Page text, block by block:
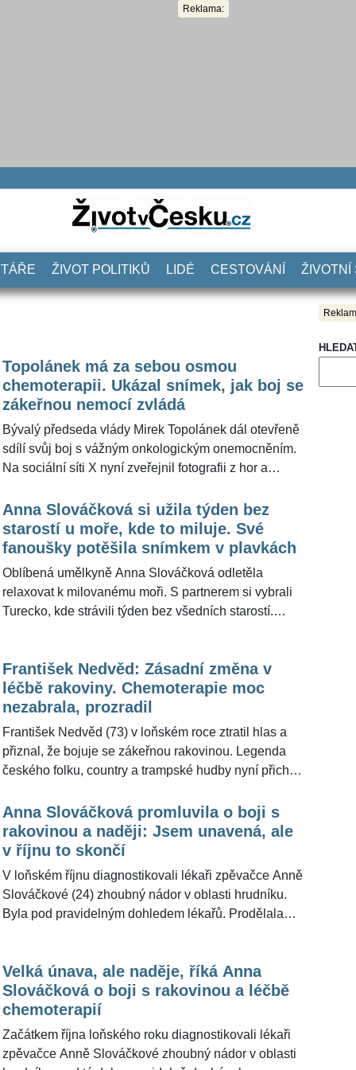
Reklama:
ŽIVOT POLITIKŮ LIDÉ CESTOVÁNÍ ŽIVOTNÍ
Topolánek má za sebou osmou
chemoterapii. Ukázal snímek, jak boj se
zákeřnou nemocí zvládá
Bývalý předseda vlády Mirek Topolánek dál otevřeně
sdílí svůj boj s vážným onkologickým onemocněním.
Na sociální síti X nyní zveřejnil fotografii z hor a
přes náročnou léčbu dává najevo, že se nevzdává a
opírá se o pozitivní myšlení, rodinu i sílu, kterou mu
dodává pohyb a pobyt v přírodě. O statečném boji s
ŽivotvČesku.cz.
Anna Slováčková si užila týden bez
starostí u moře, kde to miluje. Své
fanoušky potěšila snímkem v plavkách
Oblíbená umělkyně Anna Slováčková odletěla
relaxovat k milovanému moři. S partnerem si vybrali
Turecko, kde strávili týden bez všedních starostí.
vypadá opravdu spokojeně. "Moje láska k moři je
snad hlubší než dno oceánu," vyjádřila Anička své
pocity poté, co se po delší době ocitla na dovolené.
Muzikantka, jež prochází léčbou zákeřné nemoci, také
potěšila fanoušky snímkem v plavkách. Zjara
promluvila Anička o svatbě, ke které se pro
František Nedvěd: Zásadní změna v
léčbě rakoviny. Chemoterapie moc
nezabrala, prozradil
František Nedvěd (73) v loňském roce ztratil hlas a
přiznal, že bojuje se zákeřnou rakovinou. Legenda
českého folku, country a trampské hudby nyní přichází
se modlí za jeho uzdravení. "Cítím se dobře,
chemoterapie už není, už jen ozařování," řekl pro
ŽivotvČesku.cz legendární muzikant.
Anna Slováčková promluvila o boji s
rakovinou a naději: Jsem unavená, ale
v říjnu to skončí
V loňském říjnu diagnostikovali lékaři zpěvačce Anně
Slováčkové (24) zhoubný nádor v oblasti hrudníku.
Byla pod pravidelným dohledem lékařů. Prodělala
přišla operace, během které vyndali lékaři nádor z
těla. Teď musí znovu užívat kvůli doléčbě léky. "Snad
to v říjnu skončí," prozradila pro ŽivotvČesku.cz
sympatická Anna.
Velká únava, ale naděje, říká Anna
Slováčková o boji s rakovinou a léčbě
chemoterapií
Začátkem října loňského roku diagnostikovali lékaři
zpěvačce Anně Slováčkové zhoubný nádor v oblasti